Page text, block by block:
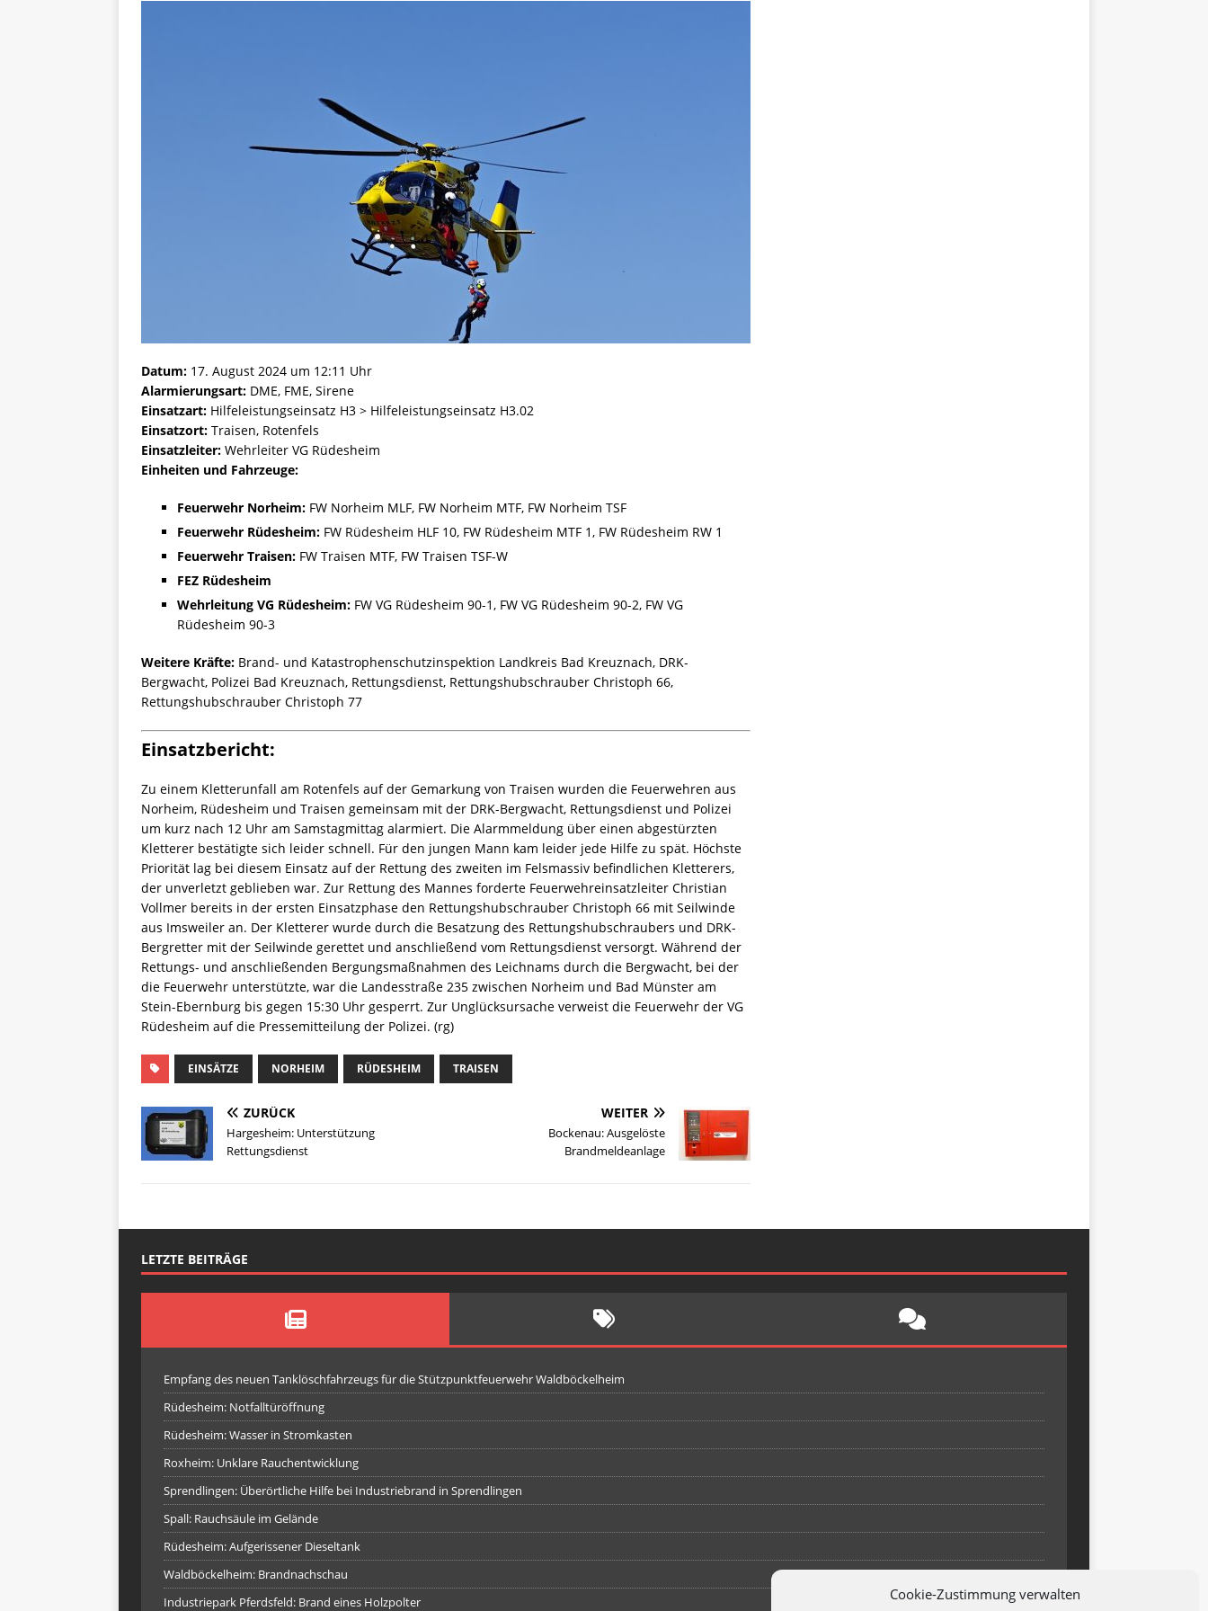
Cookie-Zustimmung verwalten
Datum: 17. August 2024 um 12:11 Uhr
Alarmierungsart: DME, FME, Sirene
Einsatzart: Hilfeleistungseinsatz H3 > Hilfeleistungseinsatz H3.02
Einsatzort: Traisen, Rotenfels
Einsatzleiter: Wehrleiter VG Rüdesheim
Einheiten und Fahrzeuge:
Feuerwehr Norheim: FW Norheim MLF, FW Norheim MTF, FW Norheim TSF
Feuerwehr Rüdesheim: FW Rüdesheim HLF 10, FW Rüdesheim MTF 1, FW Rüdesheim RW 1
Feuerwehr Traisen: FW Traisen MTF, FW Traisen TSF-W
FEZ Rüdesheim
Wehrleitung VG Rüdesheim: FW VG Rüdesheim 90-1, FW VG Rüdesheim 90-2, FW VG
Rüdesheim 90-3
Weitere Kräfte: Brand- und Katastrophenschutzinspektion Landkreis Bad Kreuznach, DRK-
Bergwacht, Polizei Bad Kreuznach, Rettungsdienst, Rettungshubschrauber Christoph 66,
Rettungshubschrauber Christoph 77
Einsatzbericht:
Zu einem Kletterunfall am Rotenfels auf der Gemarkung von Traisen wurden die Feuerwehren aus
Norheim, Rüdesheim und Traisen gemeinsam mit der DRK-Bergwacht, Rettungsdienst und Polizei
um kurz nach 12 Uhr am Samstagmittag alarmiert. Die Alarmmeldung über einen abgestürzten
Kletterer bestätigte sich leider schnell. Für den jungen Mann kam leider jede Hilfe zu spät. Höchste
Priorität lag bei diesem Einsatz auf der Rettung des zweiten im Felsmassiv befindlichen Kletterers,
der unverletzt geblieben war. Zur Rettung des Mannes forderte Feuerwehreinsatzleiter Christian
Vollmer bereits in der ersten Einsatzphase den Rettungshubschrauber Christoph 66 mit Seilwinde
aus Imsweiler an. Der Kletterer wurde durch die Besatzung des Rettungshubschraubers und DRK-
Bergretter mit der Seilwinde gerettet und anschließend vom Rettungsdienst versorgt. Während der
Rettungs- und anschließenden Bergungsmaßnahmen des Leichnams durch die Bergwacht, bei der
die Feuerwehr unterstützte, war die Landesstraße 235 zwischen Norheim und Bad Münster am
Stein-Ebernburg bis gegen 15:30 Uhr gesperrt. Zur Unglücksursache verweist die Feuerwehr der VG
Rüdesheim auf die Pressemitteilung der Polizei. (rg)
EINSÄTZE NORHEIM RÜDESHEIM TRAISEN
ZURÜCK
Hargesheim: Unterstützung
Rettungsdienst
WEITER
Bockenau: Ausgelöste
Brandmeldeanlage
LETZTE BEITRÄGE
Empfang des neuen Tanklöschfahrzeugs für die Stützpunktfeuerwehr Waldböckelheim
Rüdesheim: Notfalltüröffnung
Rüdesheim: Wasser in Stromkasten
Roxheim: Unklare Rauchentwicklung
Sprendlingen: Überörtliche Hilfe bei Industriebrand in Sprendlingen
Spall: Rauchsäule im Gelände
Rüdesheim: Aufgerissener Dieseltank
Waldböckelheim: Brandnachschau
Industriepark Pferdsfeld: Brand eines Holzpolter